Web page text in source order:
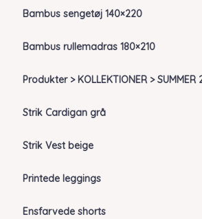
Bambus sengetøj 140×220
Bambus rullemadras 180×210
Produkter > KOLLEKTIONER > SUMMER
Strik Cardigan grå
Strik Vest beige
Printede leggings
Ensfarvede shorts